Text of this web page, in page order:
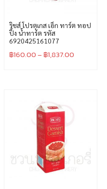
ริชส์ โปรตุเกส เอ็ก ทาร์ต ทอป
ปิ้ง น้ำทาร์ต รหัส
6920425161077
฿160.00– ฿1,837.00